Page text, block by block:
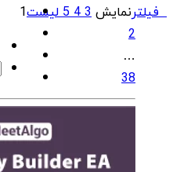
فیلترنمایش3
4
5لیست1
2
…
38